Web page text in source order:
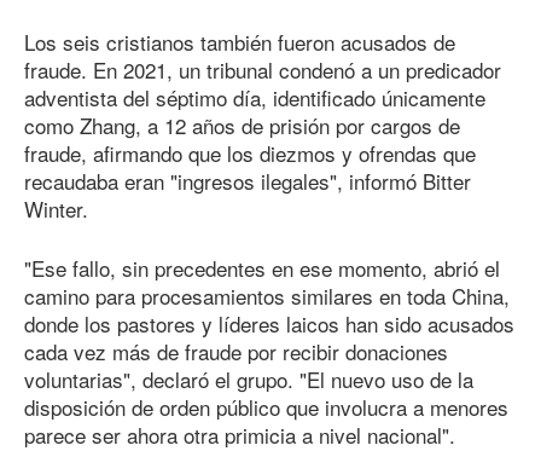
Los seis cristianos también fueron acusados de
fraude. En 2021, un tribunal condenó a un predicador
adventista del séptimo día, identificado únicamente
como Zhang, a 12 años de prisión por cargos de
fraude, afirmando que los diezmos y ofrendas que
recaudaba eran "ingresos ilegales", informó Bitter
Winter.
"Ese fallo, sin precedentes en ese momento, abrió el
camino para procesamientos similares en toda China,
donde los pastores y líderes laicos han sido acusados
cada vez más de fraude por recibir donaciones
voluntarias", declaró el grupo. "El nuevo uso de la
disposición de orden público que involucra a menores
parece ser ahora otra primicia a nivel nacional".